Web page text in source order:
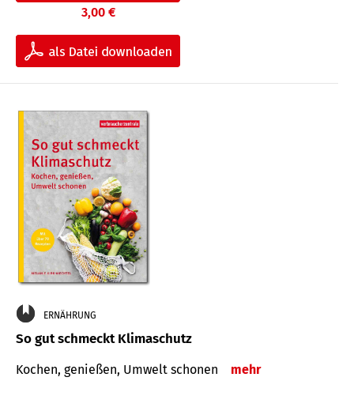
3,00 €
ERNÄHRUNG
So gut schmeckt Klimaschutz
Kochen, genießen, Umwelt schonen mehr